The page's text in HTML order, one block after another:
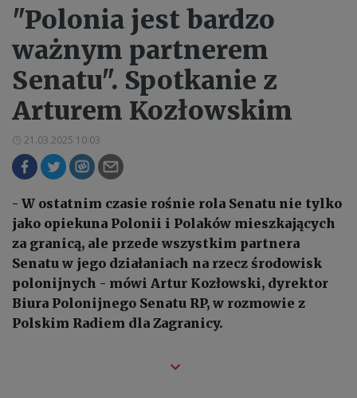
"Polonia jest bardzo
ważnym partnerem
Senatu". Spotkanie z
Arturem Kozłowskim
21.03.2025 10:03
- W ostatnim czasie rośnie rola Senatu nie tylko
jako opiekuna Polonii i Polaków mieszkających
za granicą, ale przede wszystkim partnera
Senatu w jego działaniach na rzecz środowisk
polonijnych - mówi Artur Kozłowski, dyrektor
Biura Polonijnego Senatu RP, w rozmowie z
Polskim Radiem dla Zagranicy.